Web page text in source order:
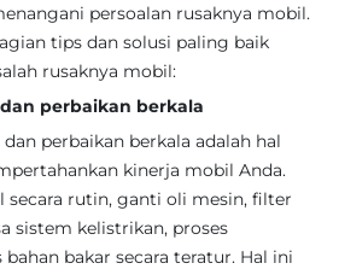
persoalan rusaknya mobil.
tips dan solusi paling baik
rusaknya mobil:
perbaikan berkala
perbaikan berkala adalah hal
kinerja mobil Anda.
secara rutin, ganti oli mesin, filter
sistem kelistrikan, proses
bakar secara teratur. Hal ini